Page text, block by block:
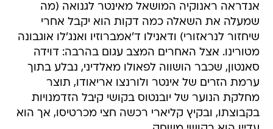
אנדראה ראנוקיה המושאל מאינטר לגנואה (מה
שמעלה את השאלה כמה דקות הוא יקבל אחרי
שיחזור לנראזורי) ודאנילו ד'אמברוזיו ואנג'לו אוגבונה
מטורינו. אצל האחרים המצב עגום בהרבה: דוידה
סאנטון, שכבר הושווה לפאולו מאלדיני, נבלע בתוך
ערמת הזרים של אינטר ולורנצו אריאודו, תוצר
מחלקת הנוער של יובנטוס בקושי קיבל הזדמנויות
בקבוצתו, ובקיץ קליארי רכשה חצי מכרטיסו, אך הוא